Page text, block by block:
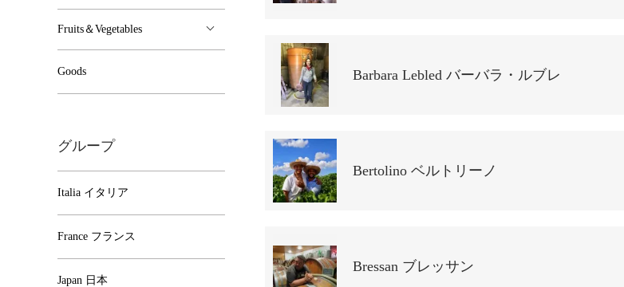
Barbara Lebled バーバラ・ルブレ
Bertolino ベルトリーノ
Bressan ブレッサン
Fruits＆Vegetables
Goods
グループ
Italia イタリア
France フランス
Japan 日本